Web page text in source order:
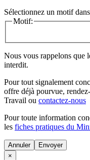
Sélectionnez un motif
Motif:
Nous vous rappelons que
interdit.
Pour tout signalement
offre déjà pourvue,
Travail ou contactez-nous
Pour toute information
les fiches pratiques du
Annuler
×